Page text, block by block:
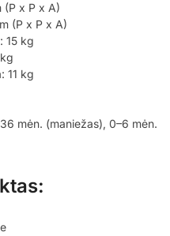
x P x A)
(P x P x A)
15 kg
11 kg
mėn. (maniežas), 0–6 mėn.